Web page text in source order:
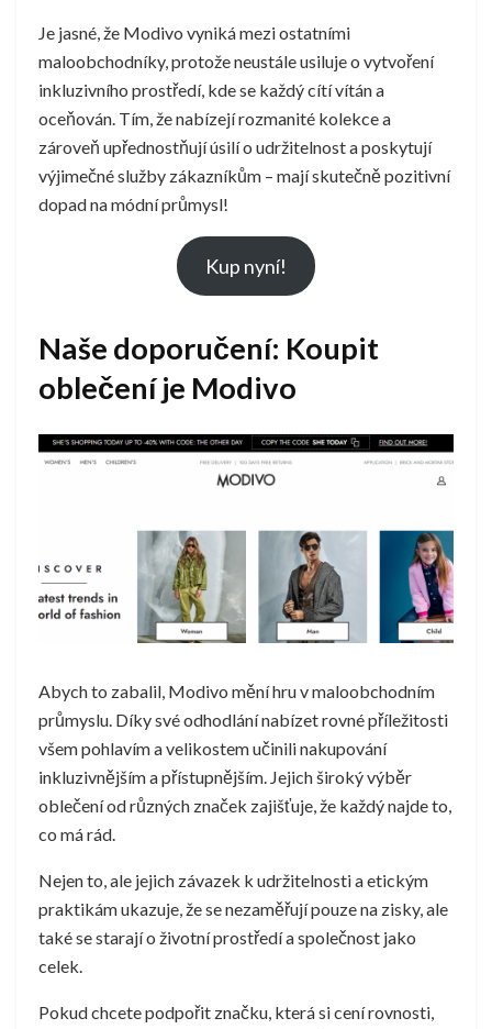
Je jasné, že Modivo vyniká mezi ostatními
maloobchodníky, protože neustále usiluje o vytvoření
inkluzivního prostředí, kde se každý cítí vítán a
oceňován. Tím, že nabízejí rozmanité kolekce a
zároveň upřednostňují úsilí o udržitelnost a poskytují
výjimečné služby zákazníkům – mají skutečně pozitivní
dopad na módní průmysl!
Kup nyní!
Naše doporučení: Koupit
oblečení je Modivo
Abych to zabalil, Modivo mění hru v maloobchodním
průmyslu. Díky své odhodlání nabízet rovné příležitosti
všem pohlavím a velikostem učinili nakupování
inkluzivnějším a přístupnějším. Jejich široký výběr
oblečení od různých značek zajišťuje, že každý najde to,
co má rád.
Nejen to, ale jejich závazek k udržitelnosti a etickým
praktikám ukazuje, že se nezaměřují pouze na zisky, ale
také se starají o životní prostředí a společnost jako
celek.
Pokud chcete podpořit značku, která si cení rovnosti,